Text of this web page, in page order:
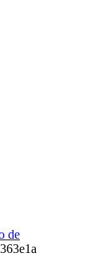
de